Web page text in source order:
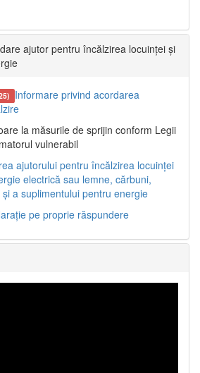
ajutor pentru încălzirea locuinței și
Informare privind acordarea
la măsurile de sprijin conform Legii
vulnerabil
ajutorului pentru încălzirea locuinței
electrică sau lemne, cărbuni,
a suplimentului pentru energie
pe proprie răspundere